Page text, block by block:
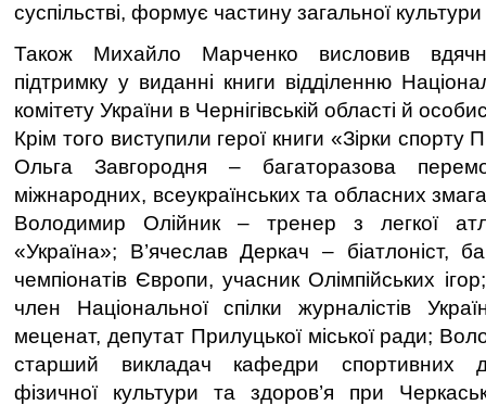
суспільстві, формує частину загальної
Також Михайло Марченко висловив
підтримку у виданні книги відділенню
комітету України в Чернігівській області й
Крім того виступили герої книги «Зірки спорту
Ольга Завгородня – багаторазова
міжнародних, всеукраїнських та обласних
Володимир Олійник – тренер з легкої
«Україна»; В’ячеслав Деркач – біатлоніст,
чемпіонатів Європи, учасник Олімпійських
член Національної спілки журналістів
меценат, депутат Прилуцької міської ради;
старший викладач кафедри спортивних
фізичної культури та здоров’я при